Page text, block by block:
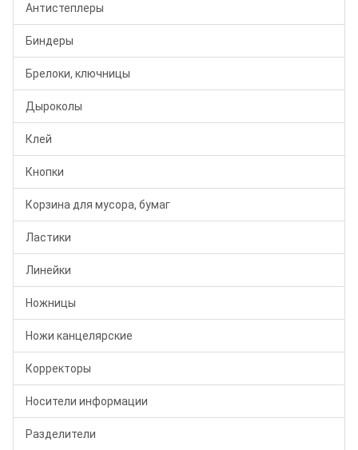
Антистеплеры
Биндеры
Брелоки, ключницы
Дыроколы
Клей
Кнопки
Корзина для мусора, бумаг
Ластики
Линейки
Ножницы
Ножи канцелярские
Корректоры
Носители информации
Разделители